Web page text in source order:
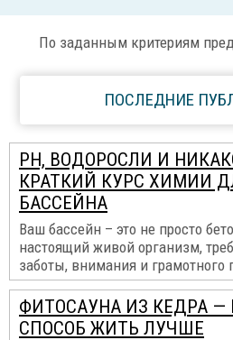
По заданным критериям
ПОСЛЕДНИЕ
PH, ВОДОРОСЛИ И
КРАТКИЙ КУРС ХИМИИ
БАССЕЙНА
Ваш бассейн – это не просто
настоящий живой организм,
заботы, внимания и грамотного
ФИТОСАУНА ИЗ КЕДРА —
СПОСОБ ЖИТЬ ЛУЧШЕ